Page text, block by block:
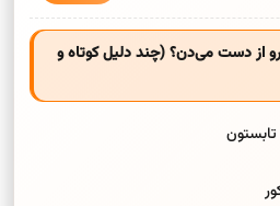
از دست می‌دن؟ (چند دلیل کوتاه و